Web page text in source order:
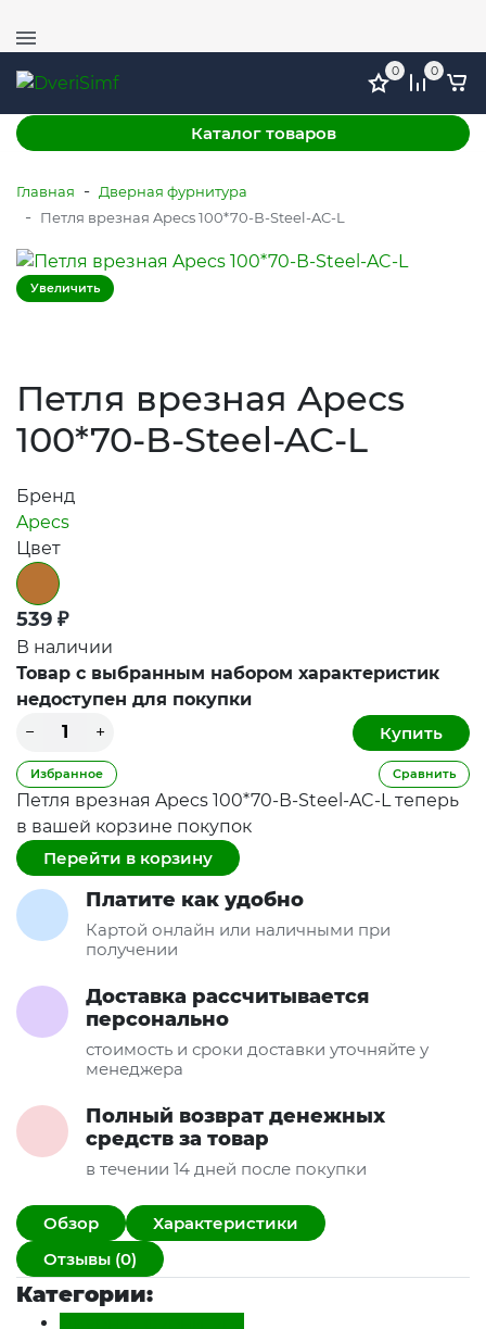
0 0
Каталог товаров
Главная - Дверная фурнитура
- Петля врезная Apecs 100*70-В-Steel-AC-L
Увеличить
Петля врезная Apecs
100*70-В-Steel-AC-L
Бренд
Apecs
Цвет
539 ₽
В наличии
Товар с выбранным набором характеристик
недоступен для покупки
Избранное Сравнить
Петля врезная Apecs 100*70-В-Steel-AC-L теперь
в вашей корзине покупок
Перейти в корзину
Платите как удобно
Картой онлайн или наличными при
получении
Доставка рассчитывается
персонально
стоимость и сроки доставки уточняйте у
менеджера
Полный возврат денежных
средств за товар
в течении 14 дней после покупки
Обзор
Характеристики
Отзывы (0)
Категории: